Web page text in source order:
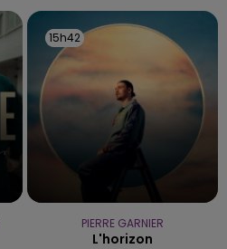
15h42
15h42
PIERRE GARNIER
L'horizon